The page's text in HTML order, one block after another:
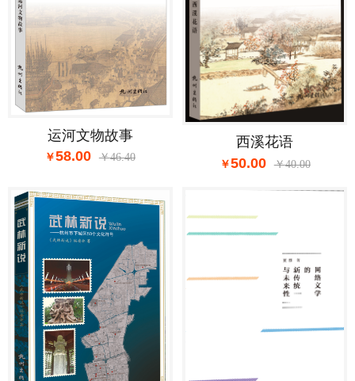
运河文物故事
58.00
46.40
西溪花语
50.00
40.00